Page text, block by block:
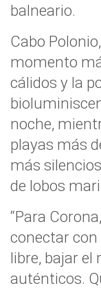
balneario.
Cabo
momento
cálidos y la
noche,
playas más
más
de lobos
“Para
conectar con
libre, bajar
auténticos.